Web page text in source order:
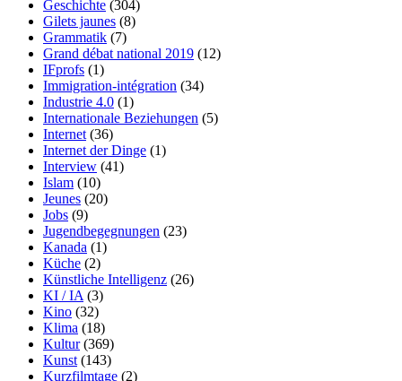
Geschichte (304)
Gilets jaunes (8)
Grammatik (7)
Grand débat national 2019 (12)
IFprofs (1)
Immigration-intégration (34)
Industrie 4.0 (1)
Internationale Beziehungen (5)
Internet (36)
Internet der Dinge (1)
Interview (41)
Islam (10)
Jeunes (20)
Jobs (9)
Jugendbegegnungen (23)
Kanada (1)
Küche (2)
Künstliche Intelligenz (26)
KI / IA (3)
Kino (32)
Klima (18)
Kultur(369)
Kunst (143)
Kurzfilmtage (2)